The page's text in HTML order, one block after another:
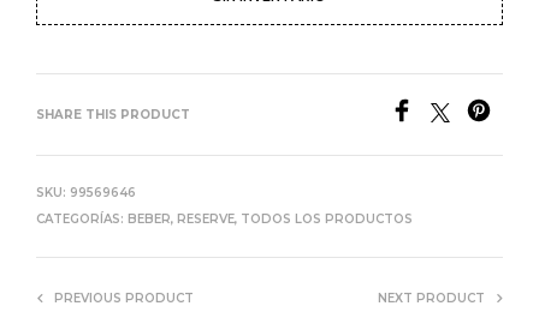
SHARE THIS PRODUCT
SKU: 99569646
CATEGORÍAS: BEBER, RESERVE, TODOS LOS PRODUCTOS
PREVIOUS PRODUCT NEXT PRODUCT